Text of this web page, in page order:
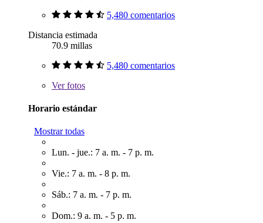
5,480 comentarios
Distancia estimada
70.9 millas
5,480 comentarios
Verfotos
Horario estándar
Mostrar todas
Lun. - jue.: 7 a. m. - 7 p. m.
Vie.: 7 a. m. - 8 p. m.
Sáb.: 7 a. m. - 7 p. m.
Dom.: 9 a. m. - 5 p. m.